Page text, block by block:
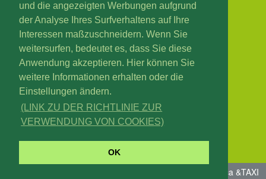
und die angezeigten Werbungen aufgrund
der Analyse Ihres Surfverhaltens auf Ihre
Interessen maßzuschneidern. Wenn Sie
weitersurfen, bedeutet es, dass Sie diese
Anwendung akzeptieren. Hier können Sie
weitere Informationen erhalten oder die
Einstellungen ändern.
(LINK ZU DER RICHTLINIE ZUR
VERWENDUNG VON COOKIES)
OK
Taxi PMI Blog
Über uns
Allgemeine Bedingungen
Rechtlicher Hinweis
© taxipmi.com – Taxi Mallorca - Flughafentransfers Mallorca &TAXI